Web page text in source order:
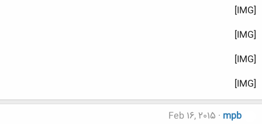
[IMG]
[IMG]
[IMG]
[IMG]
mpb
Feb 16, 2015